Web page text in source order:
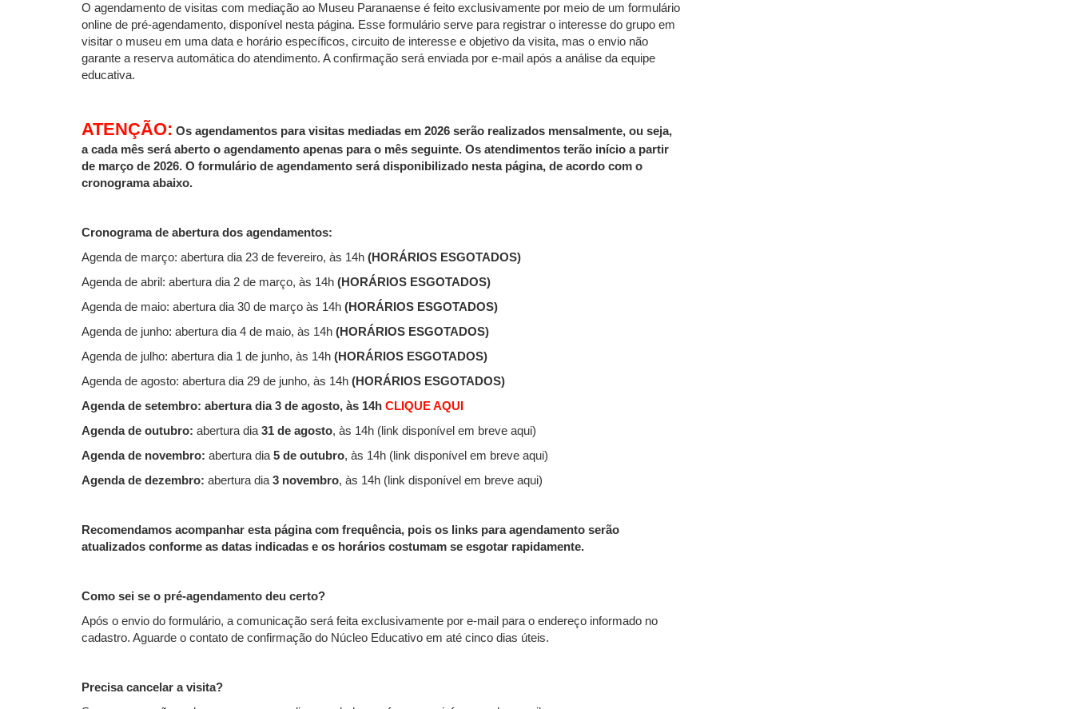
O agendamento de visitas com mediação ao Museu Paranaense é feito exclusivamente por meio de um formulário
online de pré-agendamento, disponível nesta página. Esse formulário serve para registrar o interesse do grupo em
visitar o museu em uma data e horário específicos, circuito de interesse e objetivo da visita, mas o envio não
garante a reserva automática do atendimento. A confirmação será enviada por e-mail após a análise da equipe
educativa.
ATENÇÃO: Os agendamentos para visitas mediadas em 2026 serão realizados mensalmente, ou seja,
a cada mês será aberto o agendamento apenas para o mês seguinte. Os atendimentos terão início a partir
de março de 2026. O formulário de agendamento será disponibilizado nesta página, de acordo com o
cronograma abaixo.
Cronograma de abertura dos agendamentos:
Agenda de março: abertura dia 23 de fevereiro, às 14h (HORÁRIOS ESGOTADOS)
Agenda de abril: abertura dia 2 de março, às 14h (HORÁRIOS ESGOTADOS)
Agenda de maio: abertura dia 30 de março às 14h (HORÁRIOS ESGOTADOS)
Agenda de junho: abertura dia 4 de maio, às 14h (HORÁRIOS ESGOTADOS)
Agenda de julho: abertura dia 1 de junho, às 14h (HORÁRIOS ESGOTADOS)
Agenda de agosto: abertura dia 29 de junho, às 14h (HORÁRIOS ESGOTADOS)
Agenda de setembro: abertura dia 3 de agosto, às 14h CLIQUE AQUI
Agenda de outubro: abertura dia 31 de agosto, às 14h (link disponível em breve aqui)
Agenda de novembro: abertura dia 5 de outubro, às 14h (link disponível em breve aqui)
Agenda de dezembro: abertura dia 3 novembro, às 14h (link disponível em breve aqui)
Recomendamos acompanhar esta página com frequência, pois os links para agendamento serão
atualizados conforme as datas indicadas e os horários costumam se esgotar rapidamente.
Como sei se o pré-agendamento deu certo?
Após o envio do formulário, a comunicação será feita exclusivamente por e-mail para o endereço informado no
cadastro. Aguarde o contato de confirmação do Núcleo Educativo em até cinco dias úteis.
Precisa cancelar a visita?